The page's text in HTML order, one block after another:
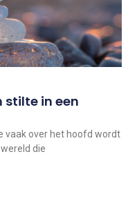
stilte in een
vaak over het hoofd wordt
die